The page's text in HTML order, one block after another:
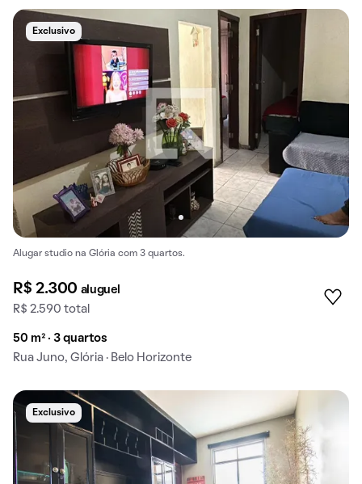
Exclusivo
Alugar studio na Glória com 3 quartos.
R$ 2.300 aluguel
R$ 2.590 total
50 m² · 3 quartos
Rua Juno, Glória · Belo Horizonte
Exclusivo